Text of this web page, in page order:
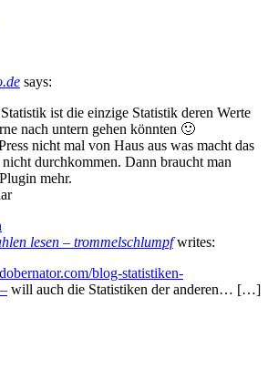
says:
ist die einzige Statistik deren Werte
nach untern gehen könnten 🙂
nicht mal von Haus aus was macht das
nicht durchkommen. Dann braucht man
mehr.
lesen – trommelschlumpf writes:
blog-statistiken-
will auch die Statistiken der anderen… […]